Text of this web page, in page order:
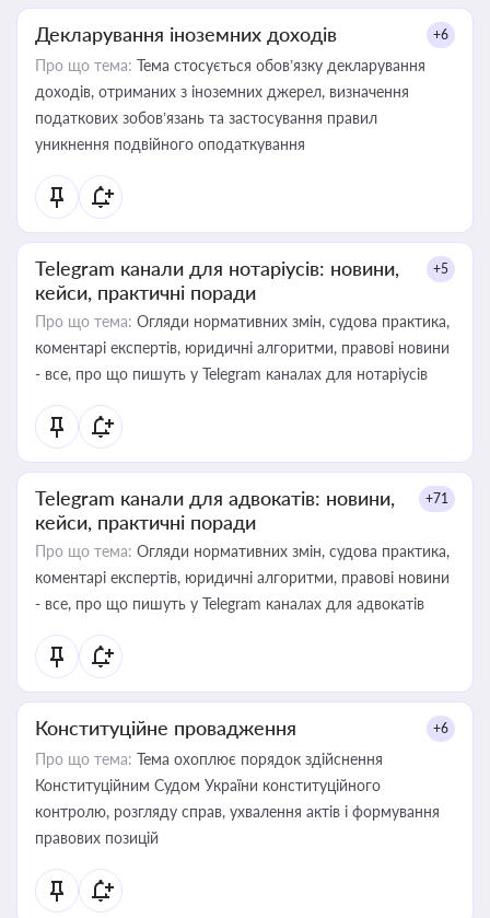
Декларування іноземних доходів +6
Про що тема: Тема стосується обов’язку декларування
доходів, отриманих з іноземних джерел, визначення
податкових зобов’язань та застосування правил
уникнення подвійного оподаткування
Telegram канали для нотаріусів: новини,
кейси, практичні поради
+5
Про що тема: Огляди нормативних змін, судова практика,
коментарі експертів, юридичні алгоритми, правові новини
- все, про що пишуть у Telegram каналах для нотаріусів
Telegram канали для адвокатів: новини,
кейси, практичні поради
+71
Про що тема: Огляди нормативних змін, судова практика,
коментарі експертів, юридичні алгоритми, правові новини
- все, про що пишуть у Telegram каналах для адвокатів
Конституційне провадження +6
Про що тема: Тема охоплює порядок здійснення
Конституційним Судом України конституційного
контролю, розгляду справ, ухвалення актів і формування
правових позицій